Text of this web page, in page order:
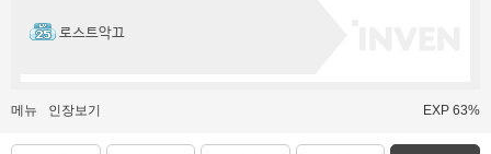
로스트악끄
메뉴 인장보기 EXP 63%